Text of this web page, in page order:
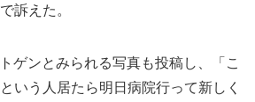
訴えた。
ゲンとみられる写真も投稿し、「こ
いう人居たら明日病院行って新しく